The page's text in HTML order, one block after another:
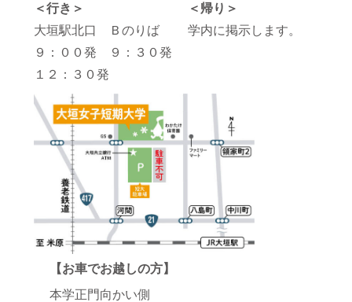
＜行き＞
大垣駅北口 Ｂのりば
９：００発 ９：３０発
１２：３０発
＜帰り＞
学内に掲示します。
【お車でお越しの方】
本学正門向かい側